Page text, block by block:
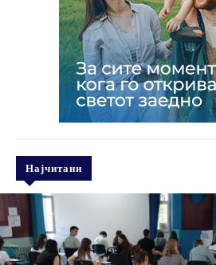
Најчитани